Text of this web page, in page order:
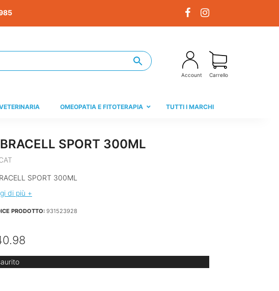
Account Carrello
OMEOPATIA E FITOTERAPIA TUTTI I MARCHI
SPORT 300ML
SPORT 300ML
di più +
PRODOTTO: 931523928